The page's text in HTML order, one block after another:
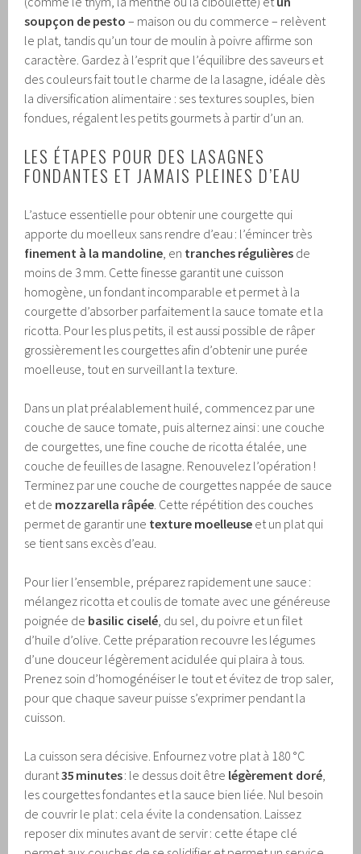
soupçon de pesto – maison ou du commerce – relèvent
le plat, tandis qu’un tour de moulin à poivre affirme son
caractère. Gardez à l’esprit que l’équilibre des saveurs et
des couleurs fait tout le charme de la lasagne, idéale dès
la diversification alimentaire : ses textures souples, bien
fondues, régalent les petits gourmets à partir d’un an.
LES ÉTAPES POUR DES LASAGNES
FONDANTES ET JAMAIS PLEINES D’EAU
L’astuce essentielle pour obtenir une courgette qui
apporte du moelleux sans rendre d’eau : l’émincer très
finement à la mandoline, en tranches régulières de
moins de 3 mm. Cette finesse garantit une cuisson
homogène, un fondant incomparable et permet à la
courgette d’absorber parfaitement la sauce tomate et la
ricotta. Pour les plus petits, il est aussi possible de râper
grossièrement les courgettes afin d’obtenir une purée
moelleuse, tout en surveillant la texture.
Dans un plat préalablement huilé, commencez par une
couche de sauce tomate, puis alternez ainsi : une couche
de courgettes, une fine couche de ricotta étalée, une
couche de feuilles de lasagne. Renouvelez l’opération !
Terminez par une couche de courgettes nappée de sauce
et de mozzarella râpée. Cette répétition des couches
permet de garantir une texture moelleuse et un plat qui
se tient sans excès d’eau.
Pour lier l’ensemble, préparez rapidement une sauce :
mélangez ricotta et coulis de tomate avec une généreuse
poignée de basilic ciselé, du sel, du poivre et un filet
d’huile d’olive. Cette préparation recouvre les légumes
d’une douceur légèrement acidulée qui plaira à tous.
Prenez soin d’homogénéiser le tout et évitez de trop saler,
pour que chaque saveur puisse s’exprimer pendant la
cuisson.
La cuisson sera décisive. Enfournez votre plat à 180 °C
durant35 minutes: le dessus doit être légèrement doré,
les courgettes fondantes et la sauce bien liée. Nul besoin
de couvrir le plat : cela évite la condensation. Laissez
reposer dix minutes avant de servir : cette étape clé